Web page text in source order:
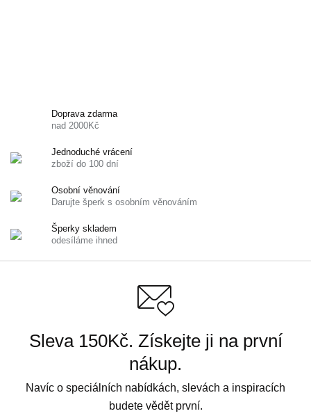
Doprava zdarma
nad 2000Kč
Jednoduché vrácení
zboží do 100 dní
Osobní věnování
Darujte šperk s osobním věnováním
Šperky skladem
odesíláme ihned
Sleva 150Kč. Získejte ji na první
nákup.
Navíc o speciálních nabídkách, slevách a inspiracích
budete vědět první.